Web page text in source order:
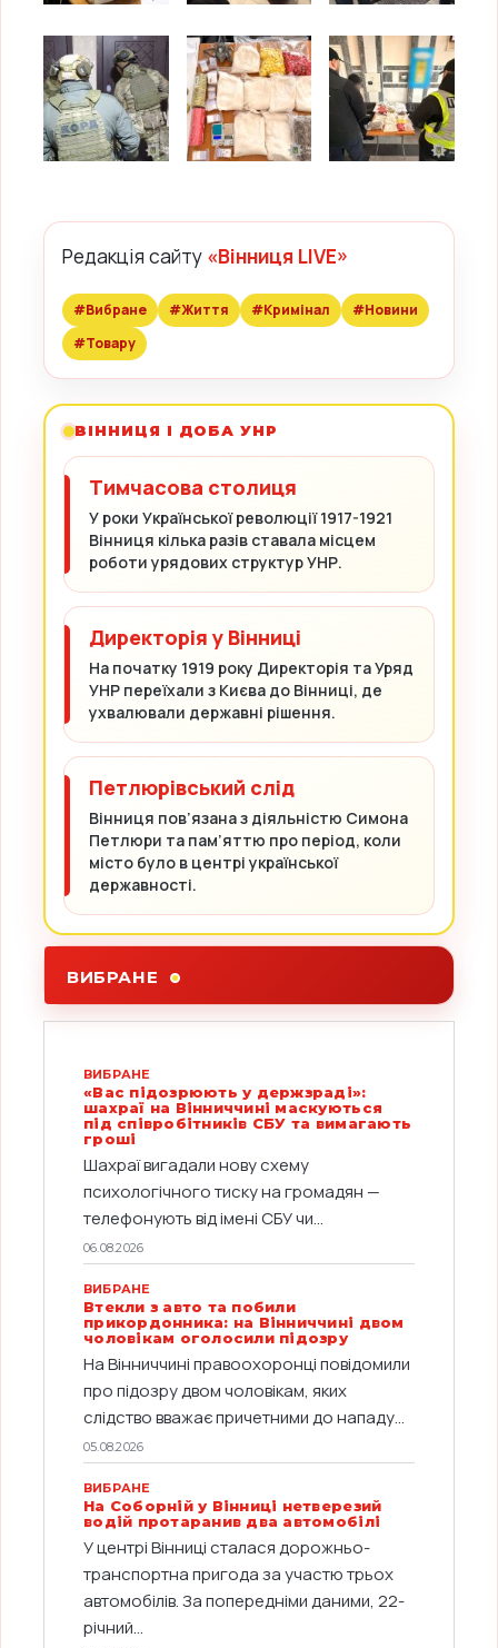
Редакція сайту «Вінниця LIVE»
#Вибране #Життя #Кримінал
#Новини
#Товару
ВІННИЦЯ І ДОБА УНР
Тимчасова столиця
У роки Української революції 1917-1921
Вінниця кілька разів ставала місцем
роботи урядових структур УНР.
Директорія у Вінниці
На початку 1919 року Директорія та Уряд
УНР переїхали з Києва до Вінниці, де
ухвалювали державні рішення.
Петлюрівський слід
Вінниця пов’язана з діяльністю Симона
Петлюри та пам’яттю про період, коли
місто було в центрі української
державності.
ВИБРАНЕ
ВИБРАНЕ
«Вас підозрюють у держзраді»:
шахраї на Вінниччині маскуються
під співробітників СБУ та вимагають
гроші
Шахраї вигадали нову схему
психологічного тиску на громадян —
телефонують від імені СБУ чи...
06.08.2026
ВИБРАНЕ
Втекли з авто та побили
прикордонника: на Вінниччині двом
чоловікам оголосили підозру
На Вінниччині правоохоронці повідомили
про підозру двом чоловікам, яких
слідство вважає причетними до нападу...
05.08.2026
ВИБРАНЕ
На Соборній у Вінниці нетверезий
водій протаранив два автомобілі
У центрі Вінниці сталася дорожньо-
транспортна пригода за участю трьох
автомобілів. За попередніми даними, 22-
річний...